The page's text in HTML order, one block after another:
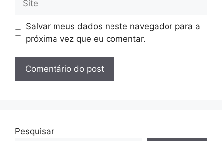
Salvar meus dados neste navegador para a
próxima vez que eu comentar.
Pesquisar